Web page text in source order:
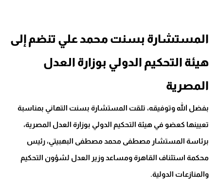
المستشارة بسنت محمد علي تنضم إلى
هيئة التحكيم الدولي بوزارة العدل
المصرية
بفضل الله وتوفيقه، تلقت المستشارة بسنت التهاني بمناسبة
تعيينها كعضو في هيئة التحكيم الدولي بوزارة العدل المصرية،
برئاسة المستشار مصطفى محمد مصطفى البهبيتي، رئيس
محكمة استئناف القاهرة ومساعد وزير العدل لشؤون التحكيم
والمنازعات الدولية.